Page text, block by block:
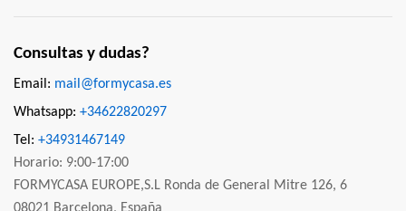
Consultas y dudas?
Email: mail@formycasa.es
Whatsapp: +34622820297
Tel: +34931467149
Horario: 9:00-17:00
FORMYCASA EUROPE,S.L Ronda de General Mitre 126, 6